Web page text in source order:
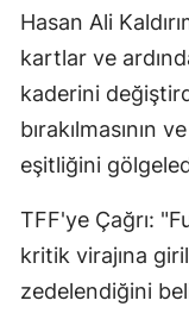
Hasan Ali
kartlar ve
kaderini
bırakılmasının
eşitliğini
TFF'ye Çağrı:
kritik virajına
zedelendiğini